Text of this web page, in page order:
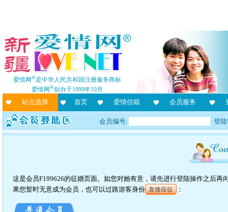
爱情网®是中华人民共和国注册服务商标
爱情网®创办于1999年10月
站点选择 首页 爱情信箱 会员服务
会员编号: 登
这是会员F199626的征婚页面。如您对她有意，请先进行登陆操作之后
果您暂时无意成为会员，也可以过路游客身份 直接应征 ：